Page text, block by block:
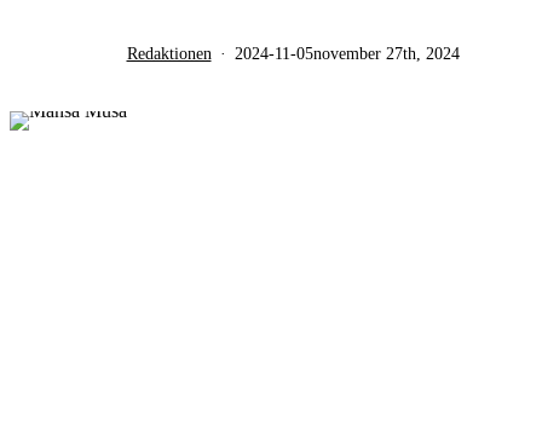
Redaktionen 2024-11-05november 27th, 2024